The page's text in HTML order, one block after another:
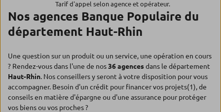
Tarif d'appel selon agence et opérateur.
Nos agences Banque Populaire du
département Haut-Rhin
Une question sur un produit ou un service, une opération en cours
? Rendez-vous dans l'une de nos36 agencesdans le département
Haut-Rhin. Nos conseillers y seront à votre disposition pour vous
accompagner. Besoin d'un crédit pour financer vos projets(1), de
conseils en matière d'épargne ou d'une assurance pour protéger
vos biens ou vos proches ?